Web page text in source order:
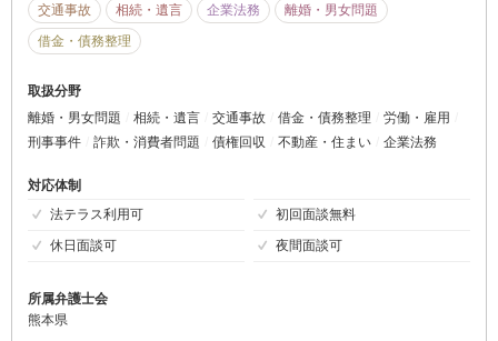
交通事故
相続・遺言 企業法務
離婚・男女問題
借金・債務整理
取扱分野
離婚・男女問題
相続・遺言 交通事故 借金・債務整理
労働・雇用
刑事事件
詐欺・消費者問題 債権回収 不動産・住まい 企業法務
対応体制
法テラス利用可
初回面談無料
休日面談可
夜間面談可
所属弁護士会
熊本県